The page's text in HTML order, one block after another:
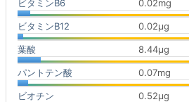
ビタミンB6 0.02mg
ビタミンB12 0.02μg
葉酸 8.44μg
パントテン酸 0.07mg
ビオチン 0.52μg